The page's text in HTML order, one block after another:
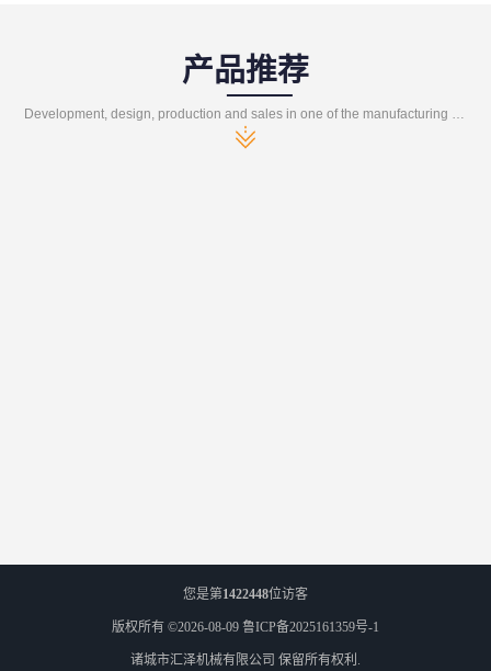
产品推荐
Development, design, production and sales in one of the manufacturing enterprises
您是第1422448位访客
版权所有 ©2026-08-09 鲁ICP备2025161359号-1
诸城市汇泽机械有限公司 保留所有权利.